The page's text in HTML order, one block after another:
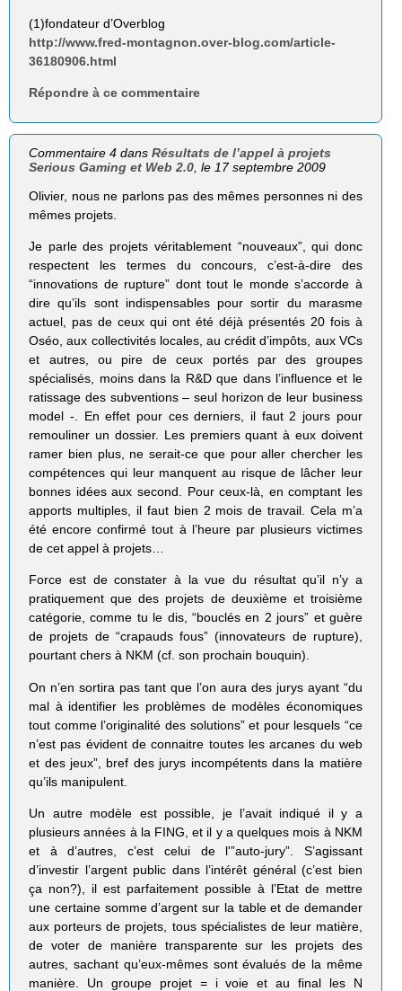
(1)fondateur d’Overblog
http://www.fred-montagnon.over-blog.com/article-
36180906.html
Répondre à ce commentaire
Commentaire 4 dansRésultats de l’appel à projets
Serious Gaming et Web 2.0 , le 17 septembre 2009
Olivier, nous ne parlons pas des mêmes personnes ni des
mêmes projets.
Je parle des projets véritablement “nouveaux”, qui donc
respectent les termes du concours, c’est-à-dire des
“innovations de rupture” dont tout le monde s’accorde à
dire qu’ils sont indispensables pour sortir du marasme
actuel, pas de ceux qui ont été déjà présentés 20 fois à
Oséo, aux collectivités locales, au crédit d’impôts, aux VCs
et autres, ou pire de ceux portés par des groupes
spécialisés, moins dans la R&D que dans l’influence et le
ratissage des subventions – seul horizon de leur business
model -. En effet pour ces derniers, il faut 2 jours pour
remouliner un dossier. Les premiers quant à eux doivent
ramer bien plus, ne serait-ce que pour aller chercher les
compétences qui leur manquent au risque de lâcher leur
bonnes idées aux second. Pour ceux-là, en comptant les
apports multiples, il faut bien 2 mois de travail. Cela m’a
été encore confirmé tout à l’heure par plusieurs victimes
de cet appel à projets…
Force est de constater à la vue du résultat qu’il n’y a
pratiquement que des projets de deuxième et troisième
catégorie, comme tu le dis, “bouclés en 2 jours” et guère
de projets de “crapauds fous” (innovateurs de rupture),
pourtant chers à NKM (cf. son prochain bouquin).
On n’en sortira pas tant que l’on aura des jurys ayant “du
mal à identifier les problèmes de modèles économiques
tout comme l’originalité des solutions” et pour lesquels “ce
n’est pas évident de connaitre toutes les arcanes du web
et des jeux”, bref des jurys incompétents dans la matière
qu’ils manipulent.
Un autre modèle est possible, je l’avait indiqué il y a
plusieurs années à la FING, et il y a quelques mois à NKM
et à d’autres, c’est celui de l'”auto-jury”. S’agissant
d’investir l’argent public dans l’intérêt général (c’est bien
ça non?), il est parfaitement possible à l’Etat de mettre
une certaine somme d’argent sur la table et de demander
aux porteurs de projets, tous spécialistes de leur matière,
de voter de manière transparente sur les projets des
autres, sachant qu’eux-mêmes sont évalués de la même
manière. Un groupe projet = i voie et au final les N